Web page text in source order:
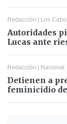
Redacción Los
Autoridades
Lucas ante
Redacción Nacional
Detienen a
feminicidio